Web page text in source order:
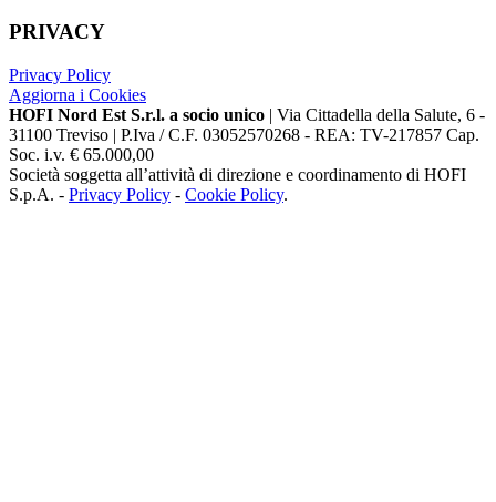
PRIVACY
Privacy Policy
Aggiorna i Cookies
HOFI Nord Est S.r.l. a socio unico | Via Cittadella della Salute, 6 -
31100 Treviso | P.Iva / C.F. 03052570268 - REA: TV-217857 Cap.
Soc. i.v. € 65.000,00
Società soggetta all’attività di direzione e coordinamento di HOFI
S.p.A. - Privacy Policy - Cookie Policy.